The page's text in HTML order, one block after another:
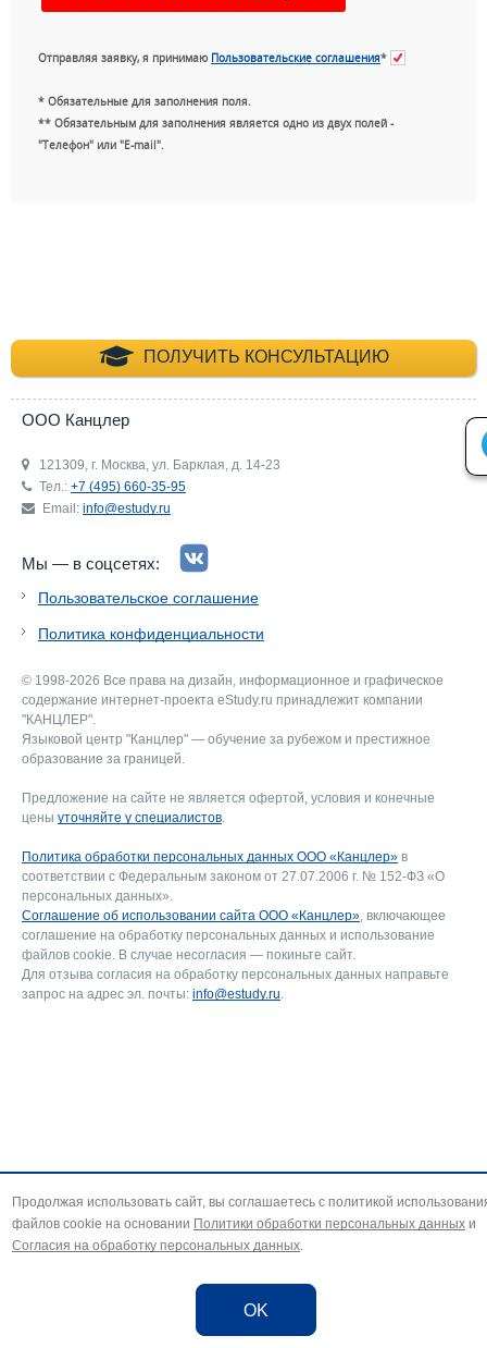
Отправляя заявку, я принимаю Пользовательские соглашения*
* Обязательные для заполнения поля.
** Обязательным для заполнения является одно из двух полей -
"Телефон" или "E-mail".
ПОЛУЧИТЬ КОНСУЛЬТАЦИЮ
+7 (495) 660-35-
ООО Канцлер
121309, г. Москва, ул. Барклая, д. 14-23
Тел.: +7 (495) 660-35-95
Email: info@estudy.ru
Мы — в соцсетях:
Пользовательское соглашение
Политика конфиденциальности
© 1998-2026 Все права на дизайн, информационное и графическое
содержание интернет-проекта eStudy.ru принадлежит компании
"КАНЦЛЕР".
Языковой центр "Канцлер" — обучение за рубежом и престижное
образование за границей.
Предложение на сайте не является офертой, условия и конечные
цены уточняйте у специалистов.
Политика обработки персональных данных ООО «Канцлер» в
соответствии с Федеральным законом от 27.07.2006 г. № 152-ФЗ «О
персональных данных».
Соглашение об использовании сайта ООО «Канцлер», включающее
соглашение на обработку персональных данных и использование
файлов cookie. В случае несогласия — покиньте сайт.
Для отзыва согласия на обработку персональных данных направьте
запрос на адрес эл. почты: info@estudy.ru.
Продолжая использовать сайт, вы соглашаетесь с политикой
файлов cookie на основании Политики обработки персональных данных и
Согласия на обработку персональных данных.
OK